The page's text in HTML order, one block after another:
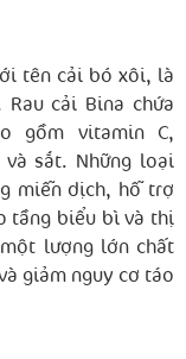
tên cải bó xôi, là
cải Bina chứa
gồm vitamin C,
sắt. Những loại
miễn dịch, hỗ trợ
tầng biểu bì và thị
lượng lớn chất
giảm nguy cơ táo